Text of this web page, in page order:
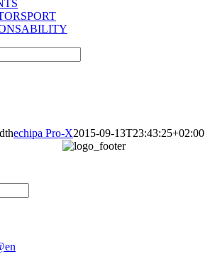
echipa Pro-X2015-09-13T23:43:25+02:00